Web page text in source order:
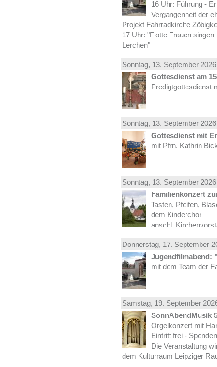
16 Uhr: Führung -
Vergangenheit der
Projekt Fahrradkirche
17 Uhr: "Flotte Frauen
Lerchen"
Sonntag, 13. September
Gottesdienst am
Predigtgottesdienst
Sonntag, 13. September
Gottesdienst mit
mit Pfrn. Kathrin
Sonntag, 13. September
Familienkonzert
Tasten, Pfeifen,
dem Kinderchor
anschl.
Donnerstag, 17. September
Jugendfilmabend:
mit dem Team der
Samstag, 19. September
SonnAbendMusik 5
Orgelkonzert mit
Eintritt frei -
Die Veranstaltung
dem Kulturraum Leipziger